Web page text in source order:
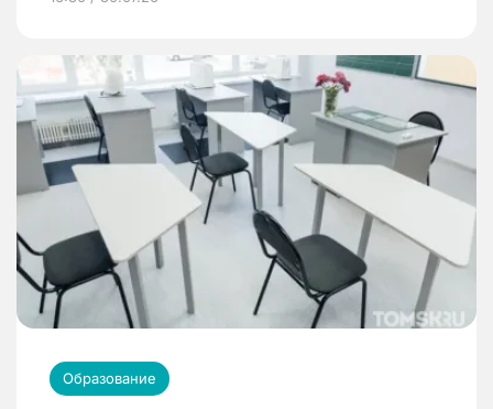
Образование